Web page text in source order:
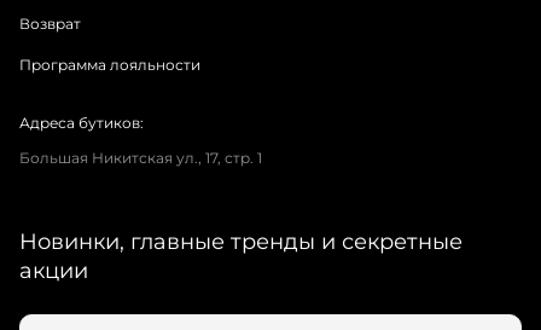
Возврат
Программа лояльности
Адреса бутиков:
Большая Никитская ул., 17, стр. 1
Новинки, главные тренды и секретные
акции